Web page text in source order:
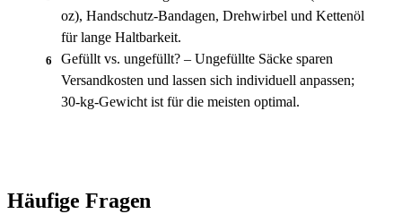
oz), Handschutz-Bandagen, Drehwirbel und Kettenöl
für lange Haltbarkeit.
6
Gefüllt vs. ungefüllt? – Ungefüllte Säcke sparen
Versandkosten und lassen sich individuell anpassen;
30-kg-Gewicht ist für die meisten optimal.
Häufige Fragen